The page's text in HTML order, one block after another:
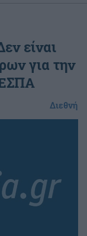
είναι
για την
ΕΣΠΑ
Διεθνή